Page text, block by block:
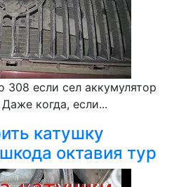
если сел аккумулятор
когда, если...
катушку
октавия тур